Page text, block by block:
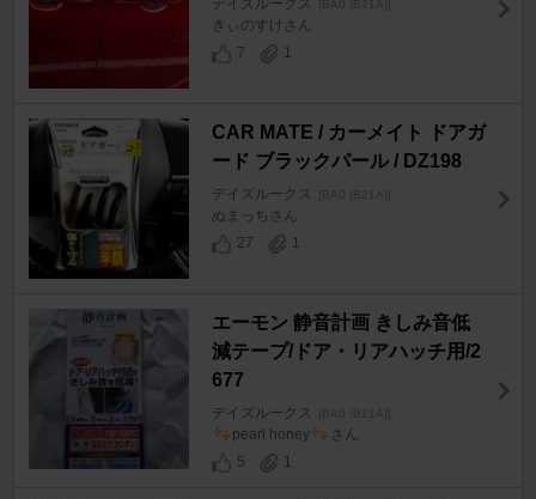
デイズルークス [BA0 (B21A)]
きぃのすけさん
7
1
CAR MATE / カーメイト ドアガ
ード ブラックパール / DZ198
デイズルークス [BA0 (B21A)]
ぬまっちさん
27
1
エーモン 静音計画 きしみ音低
減テープ/ドア・リアハッチ用/2
677
デイズルークス [BA0 (B21A)]
pearl honey
さん
5
1